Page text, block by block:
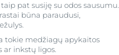
taip pat susiję su odos sausumu.
būna paraudusi,
tokie medžiagų apykaitos
inkstų ligos.